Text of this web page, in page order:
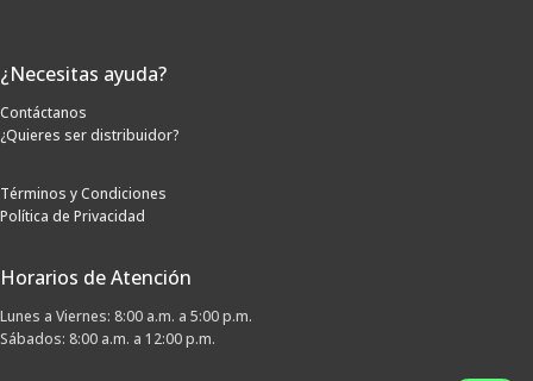
¿Necesitas ayuda?
Contáctanos
¿Quieres ser distribuidor?
Términos y Condiciones
Política de Privacidad
Horarios de Atención
Lunes a Viernes: 8:00 a.m. a 5:00 p.m.
Sábados: 8:00 a.m. a 12:00 p.m.